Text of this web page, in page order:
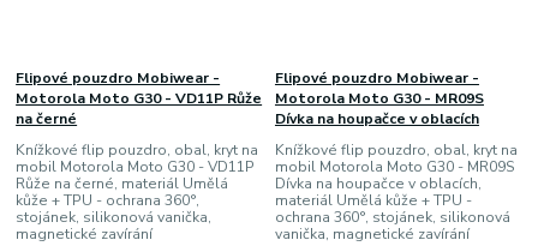
Flipové pouzdro Mobiwear -
Motorola Moto G30 - VD11P Růže
na černé
Knížkové flip pouzdro, obal, kryt na
mobil Motorola Moto G30 - VD11P
Růže na černé, materiál Umělá
kůže + TPU - ochrana 360°,
stojánek, silikonová vanička,
magnetické zavírání
Flipové pouzdro Mobiwear -
Motorola Moto G30 - MR09S
Dívka na houpačce v oblacích
Knížkové flip pouzdro, obal, kryt na
mobil Motorola Moto G30 - MR09S
Dívka na houpačce v oblacích,
materiál Umělá kůže + TPU -
ochrana 360°, stojánek, silikonová
vanička, magnetické zavírání